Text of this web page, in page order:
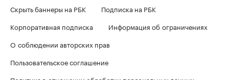
Скрыть баннеры на РБК
Подписка на РБК
Корпоративная подписка
Информация об ограничениях
О соблюдении авторских прав
Пользовательское соглашение